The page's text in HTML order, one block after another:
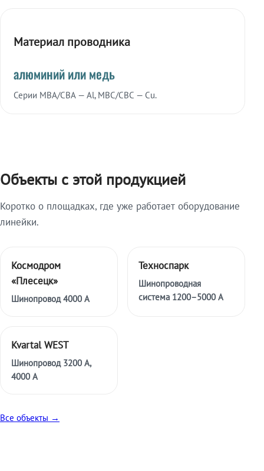
Материал проводника
алюминий или медь
Серии МВА/СВА — Al, МВС/СВС — Cu.
Объекты с этой продукцией
Коротко о площадках, где уже работает оборудование
линейки.
Космодром
«Плесецк»
Шинопровод 4000 А
Техноспарк
Шинопроводная
система 1200–5000 А
Kvartal WEST
Шинопровод 3200 А,
4000 А
Все объекты →